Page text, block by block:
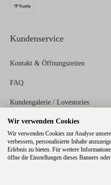
Kundenservice
Kontakt & Öffnungszeiten
FAQ
Kundengalerie / Lovestories
Zahlungs- und Versandinformationen
Rechtliches
Wir verwenden Cookies
Wir verwenden Cookies zur Analyse
verbessern, personalisierte Inhalte
Erlebnis zu bieten. Für weitere
öffne die Einstellungen dieses Banners